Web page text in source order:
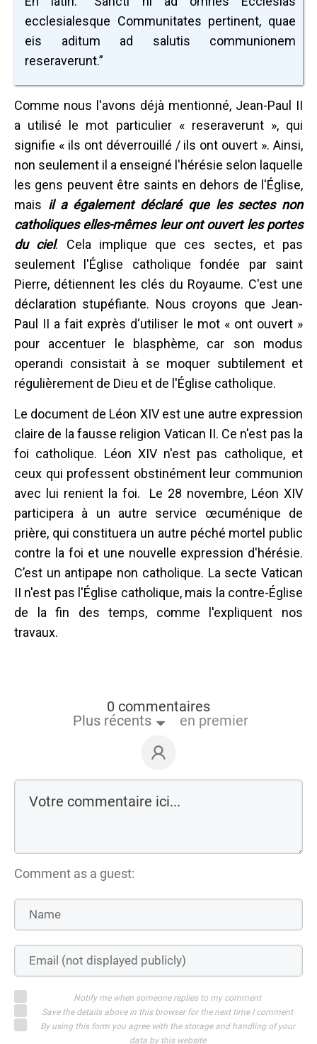
ecclesialesque Communitates pertinent, quae
eis aditum ad salutis communionem
reseraverunt.”
Comme nous l'avons déjà mentionné, Jean-Paul II
a utilisé le mot particulier « reseraverunt », qui
signifie « ils ont déverrouillé / ils ont ouvert ». Ainsi,
non seulement il a enseigné l'hérésie selon laquelle
les gens peuvent être saints en dehors de l'Église,
mais il a également déclaré que les sectes non
catholiques elles-mêmes leur ont ouvert les portes
du ciel. Cela implique que ces sectes, et pas
seulement l'Église catholique fondée par saint
Pierre, détiennent les clés du Royaume. C'est une
déclaration stupéfiante. Nous croyons que Jean-
Paul II a fait exprès d‘utiliser le mot « ont ouvert »
pour accentuer le blasphème, car son modus
operandi consistait à se moquer subtilement et
régulièrement de Dieu et de l'Église catholique.
Le document de Léon XIV est une autre expression
claire de la fausse religion Vatican II. Ce n'est pas la
foi catholique. Léon XIV n'est pas catholique, et
ceux qui professent obstinément leur communion
avec lui renient la foi. Le 28 novembre, Léon XIV
participera à un autre service œcuménique de
prière, qui constituera un autre péché mortel public
contre la foi et une nouvelle expression d'hérésie.
C’est un antipape non catholique. La secte Vatican
II n'est pas l'Église catholique, mais la contre-Église
de la fin des temps, comme l'expliquent nos
travaux.
0 commentaires
Plus récents
en premier
Comment as a guest:
Notify me when someone replies to my comment
Save the details above in this browser for the next time I comment
By using this form you agree with the storage and handling of your
data by this website